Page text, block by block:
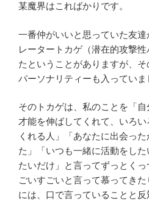
某魔界はこればかりです。
一番仲がいいと思っていた友
レータートカゲ（潜在的攻撃
たということがありますが、
パーソナリティーも入っていま
そのトカゲは、私のことを「
才能を伸ばしてくれて、いろ
くれる人」「あなたに出会っ
た」「いつも一緒に活動をし
たいだけ」と言ってずっとく
ごいすごいと言って慕ってき
には、口で言っていることと